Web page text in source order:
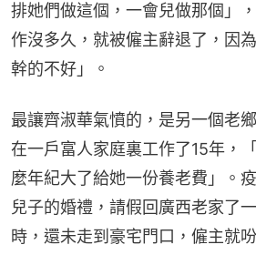
排她們做這個，一會兒做那個」
作沒多久，就被僱主辭退了，因
幹的不好」。
最讓齊淑華氣憤的，是另一個老
在一戶富人家庭裏工作了15年，
麼年紀大了給她一份養老費」。
兒子的婚禮，請假回廣西老家了
時，還未走到豪宅門口，僱主就